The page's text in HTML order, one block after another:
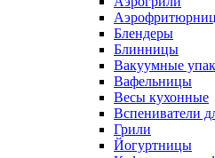
Блендеры
Блинницы
Вакуумные
Вафельницы
Весы кухонные
Вспениватели
Грили
Йогуртницы